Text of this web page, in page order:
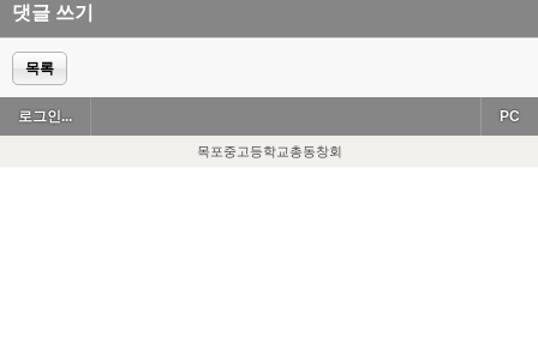
댓글 쓰기
목록
로그인... PC
목포중고등학교총동창회